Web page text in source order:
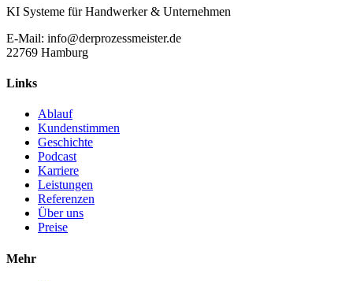
KI Systeme für Handwerker & Unternehmen
E-Mail: info@derprozessmeister.de
22769 Hamburg
Links
Ablauf
Kundenstimmen
Geschichte
Podcast
Karriere
Leistungen
Referenzen
Über uns
Preise
Mehr